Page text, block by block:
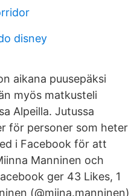
disney
aikana puusepäksi
myös matkusteli
Alpeilla. Jutussa
för personer som heter
i Facebook för att
Manninen och
ger 43 Likes, 1
(@miina.manninen)